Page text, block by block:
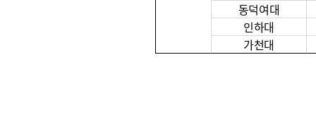
동덕여대
인하대
가천대